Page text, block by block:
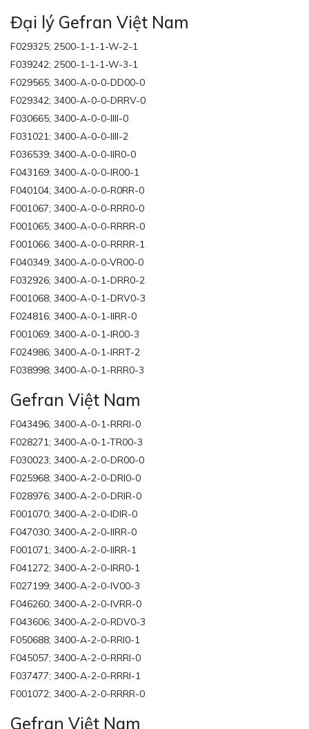
Đại lý Gefran Việt Nam
F029325; 2500-1-1-1-W-2-1
F039242; 2500-1-1-1-W-3-1
F029565; 3400-A-0-0-DD00-0
F029342; 3400-A-0-0-DRRV-0
F030665; 3400-A-0-0-IIII-0
F031021; 3400-A-0-0-IIII-2
F036539; 3400-A-0-0-IIR0-0
F043169; 3400-A-0-0-IR00-1
F040104; 3400-A-0-0-R0RR-0
F001067; 3400-A-0-0-RRR0-0
F001065; 3400-A-0-0-RRRR-0
F001066; 3400-A-0-0-RRRR-1
F040349; 3400-A-0-0-VR00-0
F032926; 3400-A-0-1-DRR0-2
F001068; 3400-A-0-1-DRV0-3
F024816; 3400-A-0-1-IIRR-0
F001069; 3400-A-0-1-IR00-3
F024986; 3400-A-0-1-IRRT-2
F038998; 3400-A-0-1-RRR0-3
Gefran Việt Nam
F043496; 3400-A-0-1-RRRI-0
F028271; 3400-A-0-1-TR00-3
F030023; 3400-A-2-0-DR00-0
F025968; 3400-A-2-0-DRI0-0
F028976; 3400-A-2-0-DRIR-0
F001070; 3400-A-2-0-IDIR-0
F047030; 3400-A-2-0-IIRR-0
F001071; 3400-A-2-0-IIRR-1
F041272; 3400-A-2-0-IRR0-1
F027199; 3400-A-2-0-IV00-3
F046260; 3400-A-2-0-IVRR-0
F043606; 3400-A-2-0-RDV0-3
F050688; 3400-A-2-0-RRI0-1
F045057; 3400-A-2-0-RRRI-0
F037477; 3400-A-2-0-RRRI-1
F001072; 3400-A-2-0-RRRR-0
Gefran Việt Nam